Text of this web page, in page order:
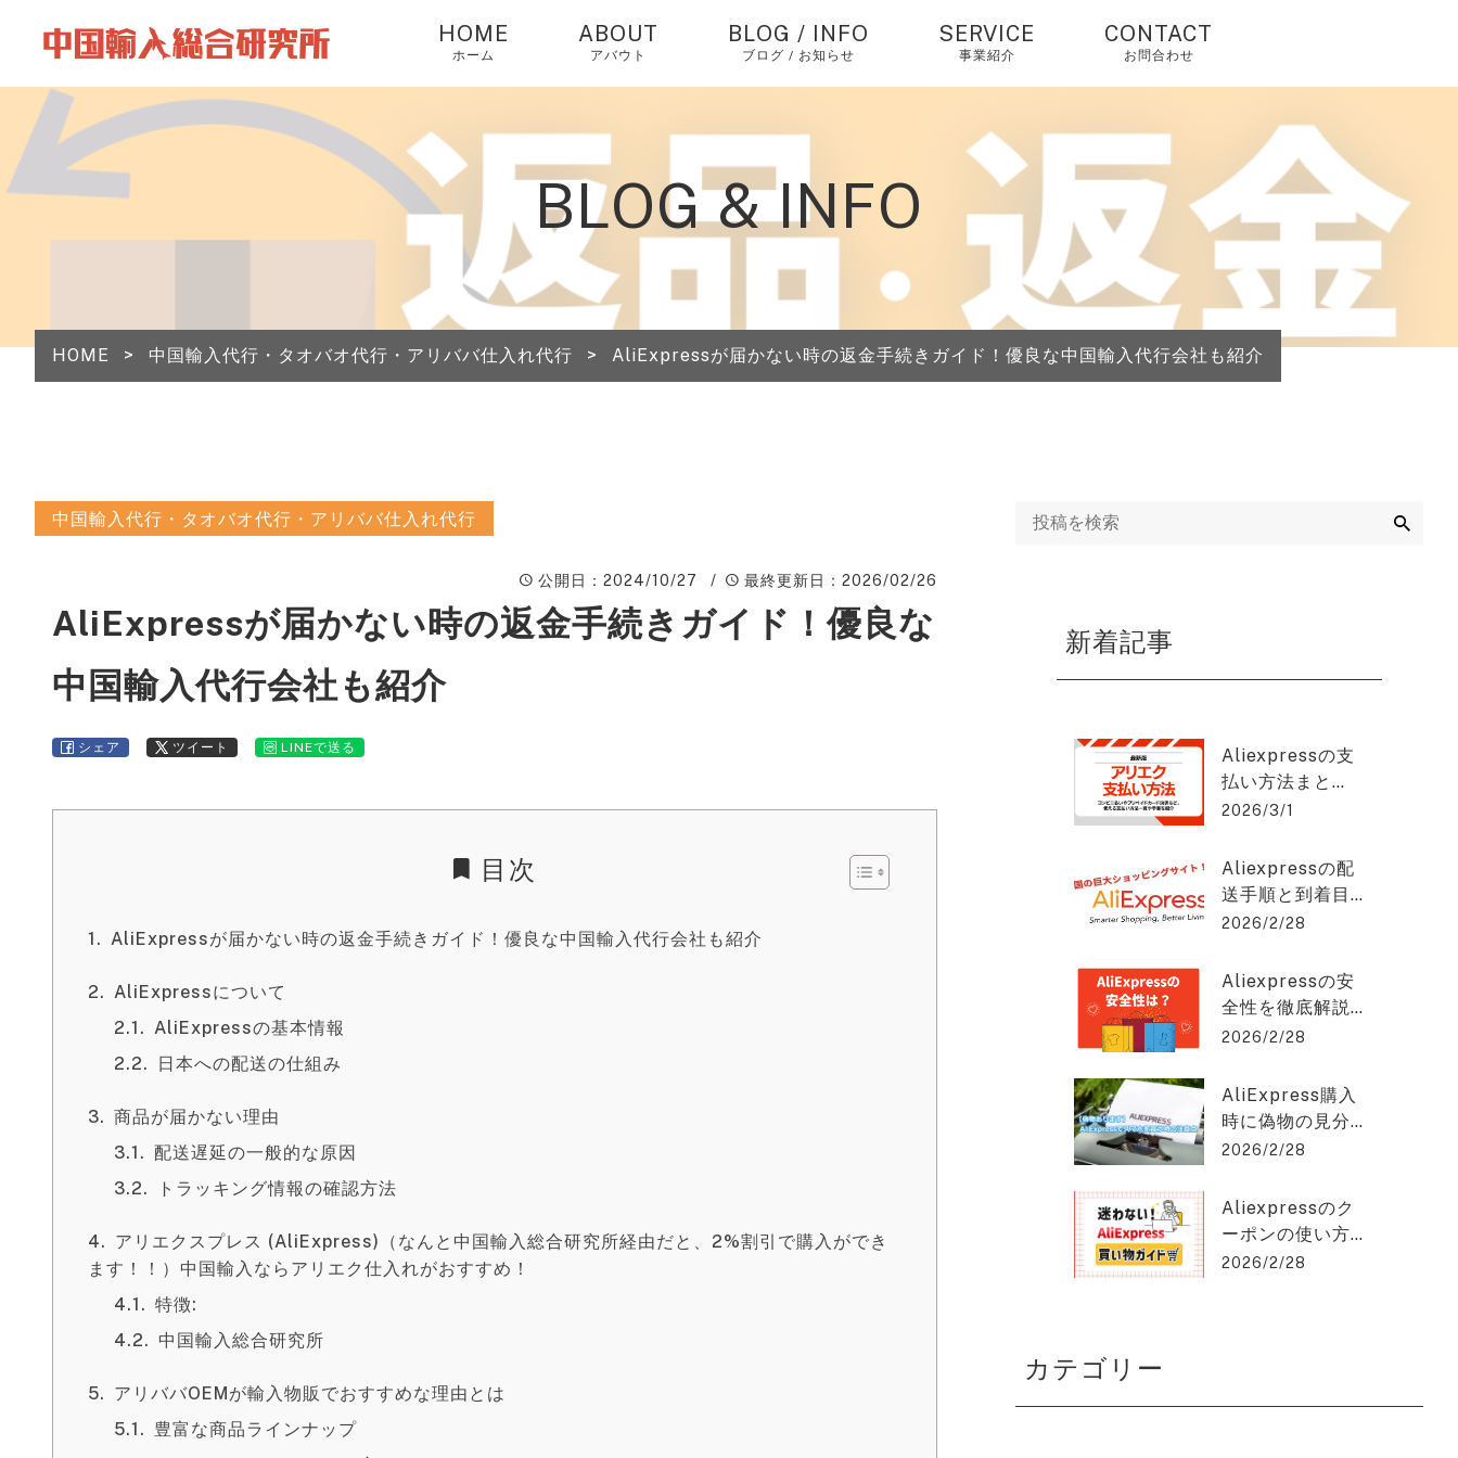
HOME
ホーム
ABOUT
アバウト
BLOG / INFO
ブログ / お知らせ
ピックアップ
SERVICE
事業紹介
バオ代行・アリババ
仕入れ代行
個人輸入代行・アリ
エクスプレス（当社
経由で2%OFF）
中国OEM・OEM代行
ング広告運用・WEB
SEO対策・SEOコン
Chat GPT稼ぎの達人
CONTACT
お問合わせ
BLOG & INFO
HOME > 中国輸入代行・タオバオ代行・アリババ仕入れ代行 > AliExpressが届かない時の返金手続きガイド！優良な中国輸入代行会社も紹介
中国輸入代行・タオバオ代行・アリババ仕入れ代行
公開日 ：2024/10/27 / 最終更新日 ：2026/02/26
AliExpressが届かない時の返金手続きガイド！優良な
中国輸入代行会社も紹介
シェア ツイート LINEで送る
目次
AliExpressが届かない時の返金手続きガイド！優良な中国輸入代行会社も紹介
AliExpressについて
AliExpressの基本情報
日本への配送の仕組み
商品が届かない理由
配送遅延の一般的な原因
トラッキング情報の確認方法
アリエクスプレス (AliExpress)（なんと中国輸入総合研究所経由だと、2%割引で購入ができ
ます！！）中国輸入ならアリエク仕入れがおすすめ！
特徴:
中国輸入総合研究所
アリババOEMが輸入物販でおすすめな理由とは
豊富な商品ラインナップ
新着記事
Aliexpressの支
払い方法まと
め：安全に使う
は？アリエクス
プレスを2%OFF
で購入できる方
2026/3/1
Aliexpressの配
送手順と到着目
安をわかりやす
クスプレスを2%
OFFで購入でき
2026/2/28
Aliexpressの安
全性を徹底解説
｜信頼できる購
は？アリエクス
プレスを2%OFF
2026/2/28
AliExpress購入
時に偽物の見分
け方と安く買う
エクスプレスを
2%OFFで購入で
2026/2/28
Aliexpressのク
ーポンの使い方
を徹底解説！保
2026/2/28
カテゴリー